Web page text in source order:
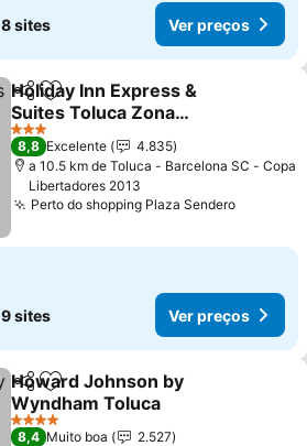
8 sites Ver preços
PartilharAdicionar aos favoritos
Holiday Inn Express &
Suites Toluca Zona
Aeropuerto By Ihg
Ver preços
3 Estrelas
8,8 Excelente
4.835
a 10.5 km de Toluca - Barcelona SC - Copa
Libertadores 2013
Perto do shopping Plaza SenderoVer
9 sites Ver preços
PartilharAdicionar aos favoritos
Howard Johnson by
Wyndham Toluca
Ver preços
4 Estrelas
8,4 Muito boa
2.527